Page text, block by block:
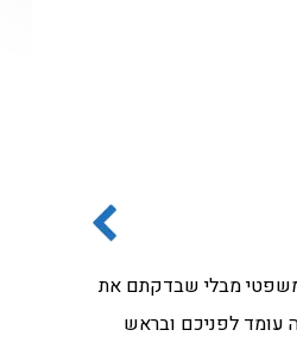
מבלי שבדקתם את
עומד לפניכם ובראש